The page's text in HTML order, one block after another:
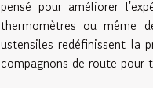
pensé pour améliorer
thermomètres ou même
ustensiles redéfinissent la
compagnons de route